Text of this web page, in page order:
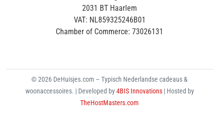
2031 BT Haarlem
VAT: NL859325246B01
Chamber of Commerce: 73026131
© 2026 DeHuisjes.com – Typisch Nederlandse cadeaus &
woonaccessoires. | Developed by4BIS Innovations | Hosted by
TheHostMasters.com